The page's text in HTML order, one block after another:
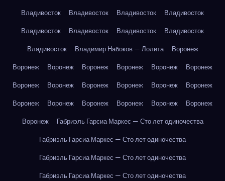
Владивосток
Владивосток Владивосток
Владивосток
Владивосток
Владивосток Владивосток
Владивосток
Владивосток
Владимир Набоков — Лолита
Воронеж
Воронеж
Воронеж Воронеж Воронеж Воронеж
Воронеж
Воронеж
Воронеж Воронеж Воронеж Воронеж
Воронеж
Воронеж
Воронеж Воронеж Воронеж Воронеж
Воронеж
Воронеж
Габриэль Гарсиа Маркес — Сто лет одиночества
Габриэль Гарсиа Маркес — Сто лет одиночества
Габриэль Гарсиа Маркес — Сто лет одиночества
Габриэль Гарсиа Маркес — Сто лет одиночества